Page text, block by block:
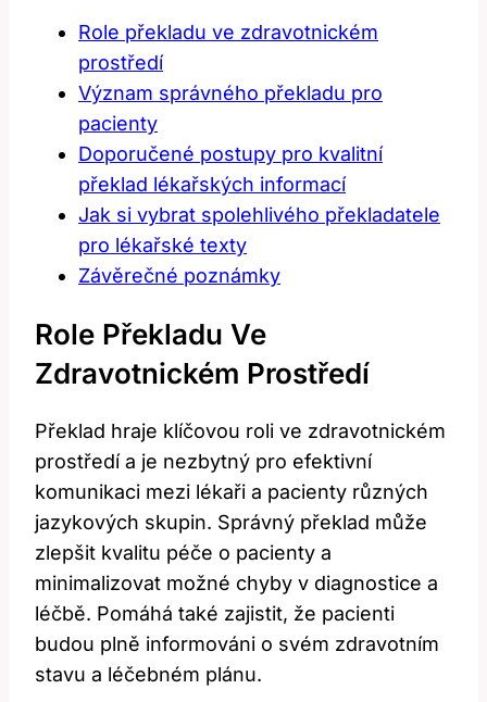
Role překladu ve zdravotnickém
prostředí
Význam správného překladu pro
pacienty
Doporučené postupy pro kvalitní
překlad lékařských informací
Jak si vybrat spolehlivého překladatele
pro lékařské texty
Závěrečné poznámky
Role Překladu Ve
Zdravotnickém Prostředí
Překlad hraje klíčovou roli ve zdravotnickém
prostředí a je nezbytný pro efektivní
komunikaci mezi lékaři a pacienty různých
jazykových skupin. Správný překlad může
zlepšit kvalitu péče o pacienty a
minimalizovat možné chyby v diagnostice a
léčbě. Pomáhá také zajistit, že pacienti
budou plně informováni o svém zdravotním
stavu a léčebném plánu.